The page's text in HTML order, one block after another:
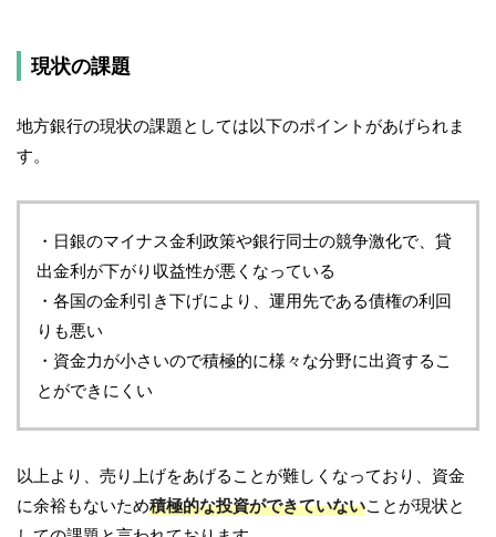
現状の課題
地方銀行の現状の課題としては以下のポイントがあげられま
す。
・日銀のマイナス金利政策や銀行同士の競争激化で、貸
出金利が下がり収益性が悪くなっている
・各国の金利引き下げにより、運用先である債権の利回
りも悪い
・資金力が小さいので積極的に様々な分野に出資するこ
とができにくい
以上より、売り上げをあげることが難しくなっており、資金
に余裕もないため積極的な投資ができていないことが現状と